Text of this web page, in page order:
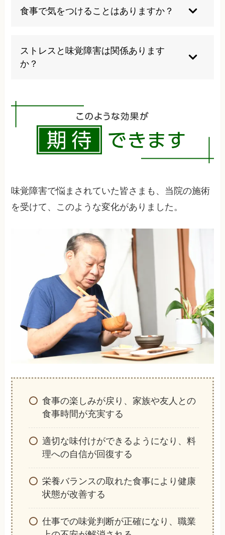
ると食べ物の風味を感じにくくなり、味覚障害と
して認識されることがよくあります。
食事で気をつけることはありますか？
の良い食事を心がけましょう。極端な味付けは避
けることが大切です。
ストレスと味覚障害は関係あります
か？
ることがあります。ストレス管理や心のケアも味
覚改善に重要な要素となります。
味覚障害で悩まされていた皆さまも、当院の施術
を受けて、このような変化がありました。
食事の楽しみが戻り、家族や友人との
食事時間が充実する
適切な味付けができるようになり、料
理への自信が回復する
栄養バランスの取れた食事により健康
状態が改善する
仕事での味覚判断が正確になり、職業